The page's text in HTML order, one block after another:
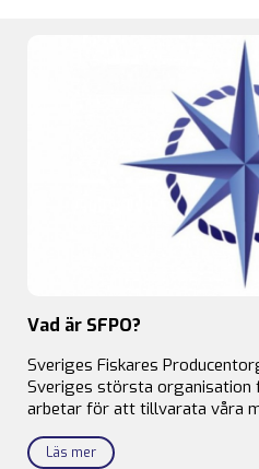
Vad är SFPO?
Sveriges Fiskares
Sveriges största organisation
arbetar för att tillvarata våra
Läs mer